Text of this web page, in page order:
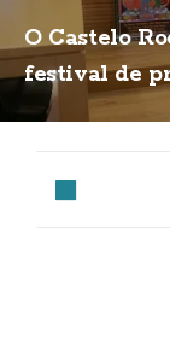
O Castelo
festival de